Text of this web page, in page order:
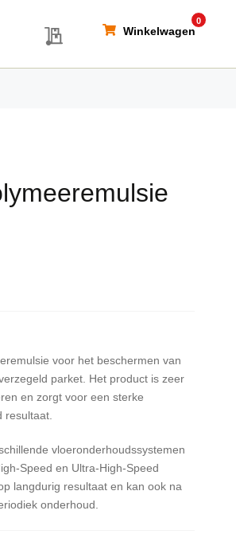
Winkelwagen
0
My Quote
voor het beschermen van
parket. Het product is zeer
en zorgt voor een sterke
resultaat.
vloeronderhoudssystemen
Speed en Ultra-High-Speed
langdurig resultaat en kan ook na
onderhoud.